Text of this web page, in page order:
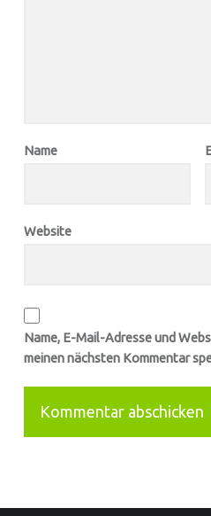
Name
Website
Name, E-Mail-Adresse und
meinen nächsten Kommentar